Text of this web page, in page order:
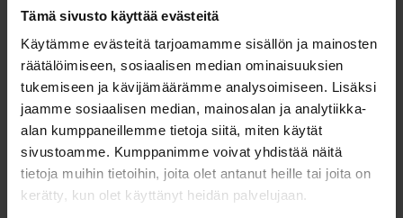
Tämä sivusto käyttää evästeitä
Käytämme evästeitä tarjoamamme sisällön ja mainosten
räätälöimiseen, sosiaalisen median ominaisuuksien
tukemiseen ja kävijämäärämme analysoimiseen. Lisäksi
jaamme sosiaalisen median, mainosalan ja analytiikka-
alan kumppaneillemme tietoja siitä, miten käytät
sivustoamme. Kumppanimme voivat yhdistää näitä
tietoja muihin tietoihin, joita olet antanut heille tai joita on
kerätty, kun olet käyttänyt heidän palvelujaan.
Onhan teillä jo lukuoikeudet?
Osakkaat ja asukkaat voivat tehdä
erkkolehteentunnukset taloyhtiötunnuksella,jos oma taloyhtiö on
tilannutKotitalon. Taloyhtiötunnus löytyyKotitalon paperilehden
takakannesta osoitteen yläpuolelta tai Kotitalon tilaajapalvelusta
Hallituksen osoitteetpaperilehden lähettämistä vartenvoi
ilmoittaa Kotitalon tilaajapalveluun taisähköisellä lomakkeella
.
Isännöintiliiton jäsenyritysten henkilökunnalla